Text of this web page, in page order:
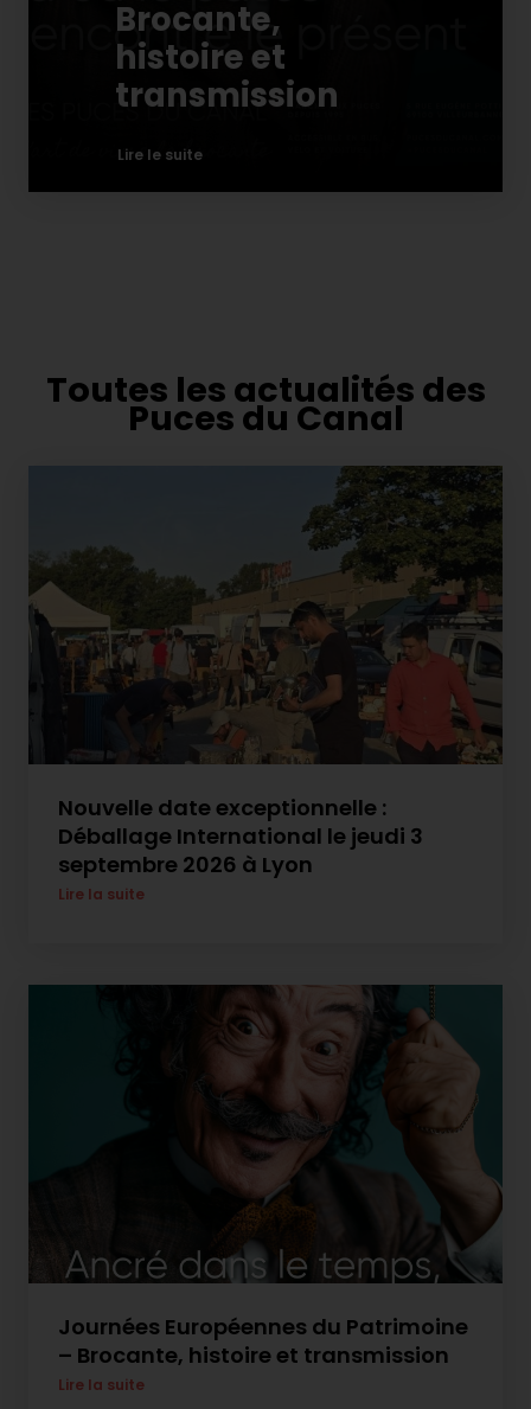
Brocante,
histoire et
transmission
Lire le suite
Toutes les actualités des
Puces du Canal
Nouvelle date exceptionnelle :
Déballage International le jeudi 3
septembre 2026 à Lyon
Lire la suite
Journées Européennes du Patrimoine
– Brocante, histoire et transmission
Lire la suite